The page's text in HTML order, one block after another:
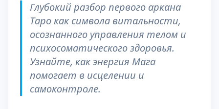
Глубокий разбор первого аркана
Таро как символа витальности,
осознанного управления телом и
психосоматического здоровья.
Узнайте, как энергия Мага
помогает в исцелении и
самоконтроле.